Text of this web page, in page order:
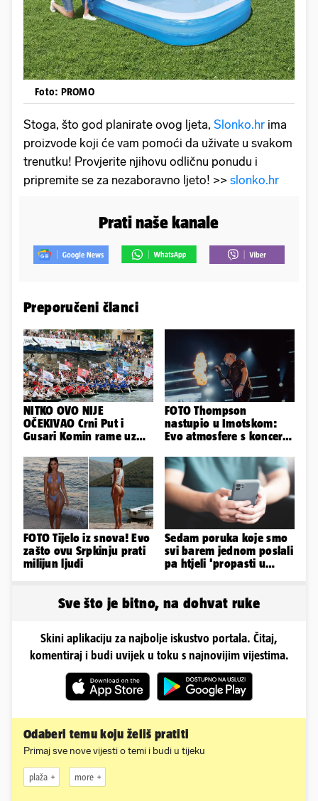
Foto: PROMO
Stoga, što god planirate ovog ljeta, Slonko.hr ima
proizvode koji će vam pomoći da uživate u svakom
trenutku! Provjerite njihovu odličnu ponudu i
pripremite se za nezaboravno ljeto! >> slonko.hr
Prati naše kanale
Preporučeni članci
NITKO OVO NIJE
OČEKIVAO Crni Put i
Gusari Komin rame uz
lađa
FOTO Thompson
nastupio u Imotskom:
Evo atmosfere s koncerta
FOTO Tijelo iz snova! Evo
zašto ovu Srpkinju prati
milijun ljudi
Sedam poruka koje smo
svi barem jednom poslali
pa htjeli 'propasti u
Sve što je bitno, na dohvat ruke
Skini aplikaciju za najbolje iskustvo portala. Čitaj,
komentiraj i budi uvijek u toku s najnovijim vijestima.
Odaberi temu koju želiš pratiti
Primaj sve nove vijesti o temi i budi u tijeku
plaža more